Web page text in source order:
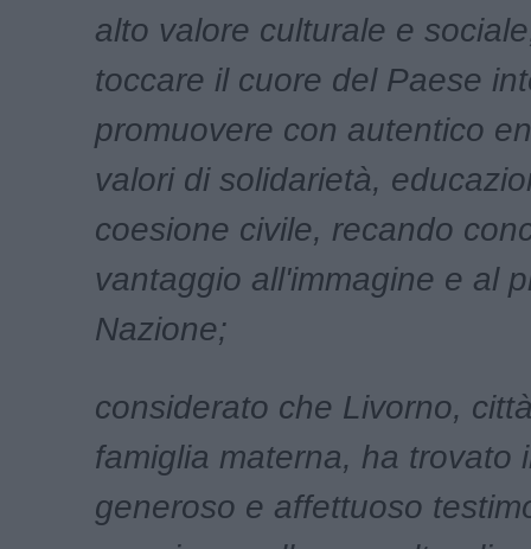
alto valore culturale e
toccare il cuore del Paese
promuovere con autentico
valori di solidarietà,
coesione civile, recando
vantaggio all'immagine e al
Nazione;
considerato che Livorno,
famiglia materna, ha trovato
generoso e affettuoso